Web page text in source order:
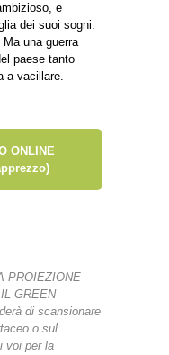
e
dei suoi sogni.
una guerra
paese tanto
a vacillare.
ONLINE
PROIEZIONE
GREEN
di scansionare
o sul
voi per la